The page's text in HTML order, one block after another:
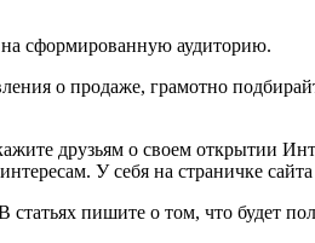
сформированную аудиторию.
о продаже, грамотно
друзьям о своем открытии
У себя на страничке
статьях пишите о том, что будет